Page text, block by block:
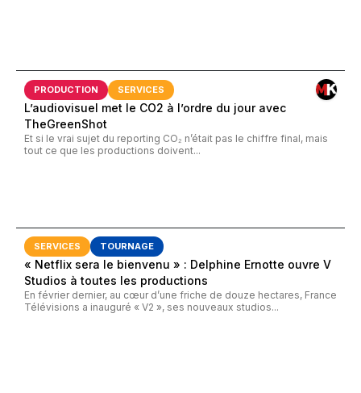
PRODUCTION SERVICES
L’audiovisuel met le CO2 à l’ordre du jour avec
TheGreenShot
Et si le vrai sujet du reporting CO₂ n’était pas le chiffre final, mais
tout ce que les productions doivent...
SERVICES TOURNAGE
« Netflix sera le bienvenu » : Delphine Ernotte ouvre V
Studios à toutes les productions
En février dernier, au cœur d’une friche de douze hectares, France
Télévisions a inauguré « V2 », ses nouveaux studios...